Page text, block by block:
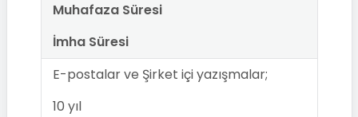
Muhafaza Süresi
İmha Süresi
E-postalar ve Şirket içi yazışmalar;
10 yıl